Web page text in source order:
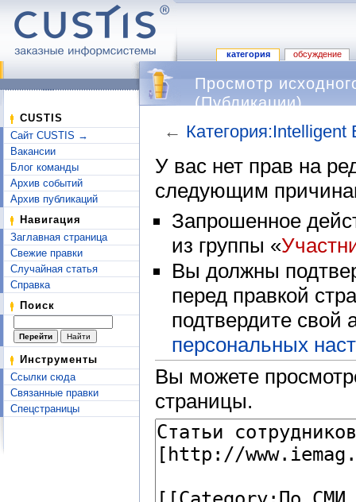
категория обсуждение
CUSTIS
Сайт CUSTIS →
Вакансии
Блог команды
Архив событий
Архив публикаций
Навигация
Заглавная страница
Свежие правки
Случайная статья
Справка
Поиск
Инструменты
Ссылки сюда
Связанные правки
Спецстраницы
Просмотр
(Публикации)
←
У вас нет прав на
следующим
Запрошенное
из группы «
Вы должны
перед правкой
подтвердите свой
персональных
Вы можете
страницы.